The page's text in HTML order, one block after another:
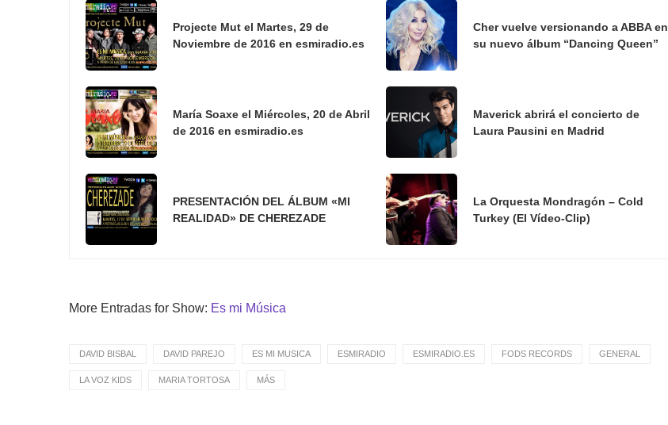
Projecte Mut el Martes, 29 de
Noviembre de 2016 en esmiradio.es
Cher vuelve versionando a ABBA en
su nuevo álbum “Dancing Queen”
María Soaxe el Miércoles, 20 de Abril
de 2016 en esmiradio.es
Maverick abrirá el concierto de
Laura Pausini en Madrid
PRESENTACIÓN DEL ÁLBUM «MI
REALIDAD» DE CHEREZADE
La Orquesta Mondragón – Cold
Turkey (El Vídeo-Clip)
More Entradas for Show: Es mi Música
DAVID BISBAL DAVID PAREJO ES MI MUSICA ESMIRADIO ESMIRADIO.ES FODS RECORDS GENERAL
LA VOZ KIDS MARIA TORTOSA MÁS